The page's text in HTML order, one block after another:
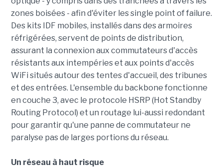
zones boisées - afin d'éviter les single point of failure.
Des kits IDF mobiles, installés dans des armoires
réfrigérées, servent de points de distribution,
assurant la connexion aux commutateurs d'accès
résistants aux intempéries et aux points d'accès
WiFi situés autour des tentes d'accueil, des tribunes
et des entrées. L'ensemble du backbone fonctionne
en couche 3, avec le protocole HSRP (Hot Standby
Routing Protocol) et un routage lui-aussi redondant
pour garantir qu'une panne de commutateur ne
paralyse pas de larges portions du réseau.
Un réseau à haut risque